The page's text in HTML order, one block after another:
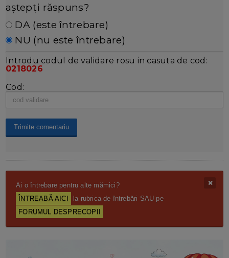
aștepți răspuns?
DA (este întrebare)
NU (nu este întrebare)
Introdu codul de validare rosu in casuta de cod:
0218026
Cod:
Ai o întrebare pentru alte mămici?
ÎNTREABĂ AICI
la rubrica de întrebări SAU pe
FORUMUL DESPRECOPII